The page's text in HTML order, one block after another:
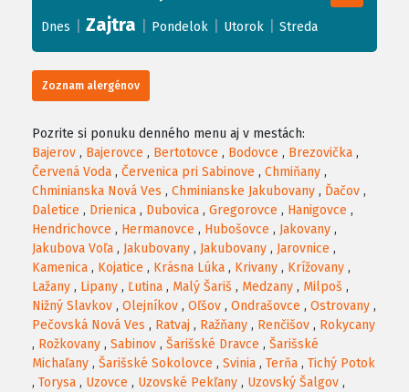
−
Dnes Zajtra Pondelok Utorok Streda
Zoznam alergénov
Pozrite si ponuku denného menu aj v mestách:
Bajerov , Bajerovce , Bertotovce , Bodovce , Brezovička ,
Červená Voda , Červenica pri Sabinove , Chmiňany ,
Chminianska Nová Ves , Chminianske Jakubovany , Ďačov ,
Daletice , Drienica , Dubovica , Gregorovce , Hanigovce ,
Hendrichovce , Hermanovce , Hubošovce , Jakovany ,
Jakubova Voľa , Jakubovany , Jakubovany , Jarovnice ,
Kamenica , Kojatice , Krásna Lúka , Krivany , Krížovany ,
Lažany , Lipany , Ľutina , Malý Šariš , Medzany , Milpoš ,
Nižný Slavkov , Olejníkov , Oľšov , Ondrašovce , Ostrovany ,
Pečovská Nová Ves , Ratvaj , Ražňany , Renčišov , Rokycany
, Rožkovany , Sabinov , Šarišské Dravce , Šarišské
Michaľany , Šarišské Sokolovce , Svinia , Terňa , Tichý Potok
, Torysa , Uzovce , Uzovské Pekľany , Uzovský Šalgov ,